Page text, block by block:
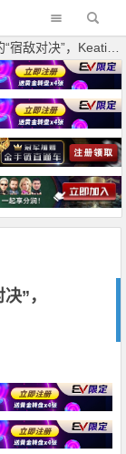
还能继续赢Peter Wang吗
”，